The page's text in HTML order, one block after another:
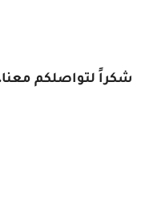
شكراً لتواصلكم